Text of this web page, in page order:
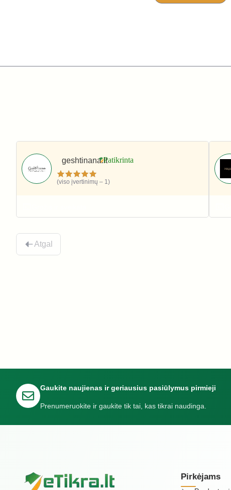
geshtinana.lt
(viso įvertinimų – 1)
Atgal
Gaukite naujienas ir geriausius pasiūlymus pirmieji
Prenumeruokite ir gaukite tik tai, kas tikrai naudinga.
Pirkėjams